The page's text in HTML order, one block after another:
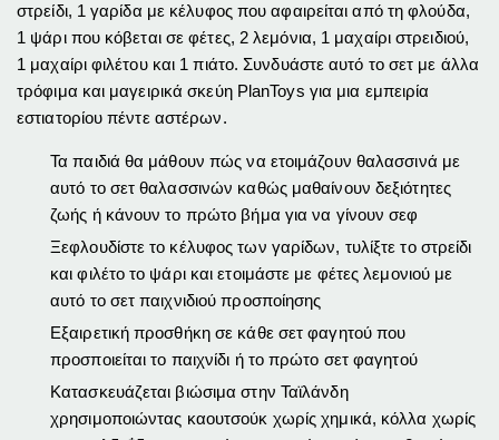
στρείδι, 1 γαρίδα με κέλυφος που αφαιρείται από τη φλούδα,
1 ψάρι που κόβεται σε φέτες, 2 λεμόνια, 1 μαχαίρι στρειδιού,
1 μαχαίρι φιλέτου και 1 πιάτο. Συνδυάστε αυτό το σετ με άλλα
τρόφιμα και μαγειρικά σκεύη PlanToys για μια εμπειρία
εστιατορίου πέντε αστέρων.
Τα παιδιά θα μάθουν πώς να ετοιμάζουν θαλασσινά με
αυτό το σετ θαλασσινών καθώς μαθαίνουν δεξιότητες
ζωής ή κάνουν το πρώτο βήμα για να γίνουν σεφ
Ξεφλουδίστε το κέλυφος των γαρίδων, τυλίξτε το στρείδι
και φιλέτο το ψάρι και ετοιμάστε με φέτες λεμονιού με
αυτό το σετ παιχνιδιού προσποίησης
Εξαιρετική προσθήκη σε κάθε σετ φαγητού που
προσποιείται το παιχνίδι ή το πρώτο σετ φαγητού
Κατασκευάζεται βιώσιμα στην Ταϊλάνδη
χρησιμοποιώντας καουτσούκ χωρίς χημικά, κόλλα χωρίς